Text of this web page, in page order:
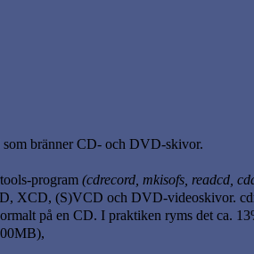
bränner CD- och DVD-skivor.
program (cdrecord, mkisofs, readcd,
XCD, (S)VCD och DVD-videoskivor.
på en CD. I praktiken ryms det ca.